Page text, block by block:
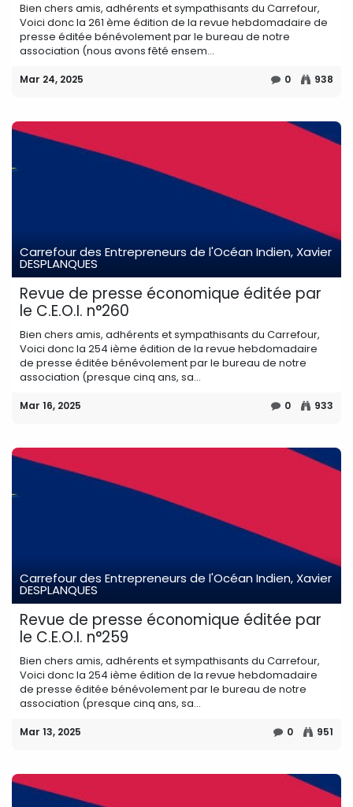
Bien chers amis, adhérents et sympathisants du Carrefour,
Voici donc la 261 ème édition de la revue hebdomadaire de
presse éditée bénévolement par le bureau de notre
association (nous avons fêté ensem...
Mar 24, 2025 0 938
Carrefour des Entrepreneurs de l'Océan Indien, Xavier
DESPLANQUES
Revue de presse économique éditée par
le C.E.O.I. n°260
Bien chers amis, adhérents et sympathisants du Carrefour,
Voici donc la 254 ième édition de la revue hebdomadaire
de presse éditée bénévolement par le bureau de notre
association (presque cinq ans, sa...
Mar 16, 2025 0 933
Carrefour des Entrepreneurs de l'Océan Indien, Xavier
DESPLANQUES
Revue de presse économique éditée par
le C.E.O.I. n°259
Bien chers amis, adhérents et sympathisants du Carrefour,
Voici donc la 254 ième édition de la revue hebdomadaire
de presse éditée bénévolement par le bureau de notre
association (presque cinq ans, sa...
Mar 13, 2025 0 951